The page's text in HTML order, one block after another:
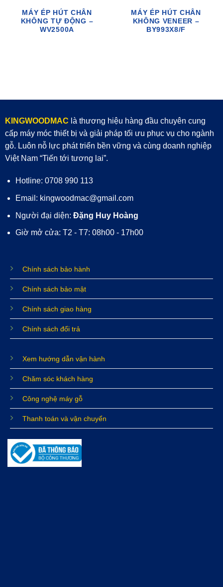
MÁY ÉP HÚT CHÂN
KHÔNG TỰ ĐỘNG –
WV2500A
MÁY ÉP HÚT CHÂN
KHÔNG VENEER –
BY993X8/F
KINGWOODMAC là thương hiệu hàng đầu chuyên cung
cấp máy móc thiết bị và giải pháp tối ưu phục vụ cho ngành
gỗ. Luôn nỗ lực phát triển bền vững và cùng doanh nghiệp
Việt Nam “Tiến tới tương lai”.
Hotline: 0708 990 113
Email: kingwoodmac@gmail.com
Người đại diện: Đặng Huy Hoàng
Giờ mở cửa: T2 - T7: 08h00 - 17h00
Chính sách bảo hành
Chính sách bảo mật
Chính sách giao hàng
Chính sách đổi trả
Xem hướng dẫn vận hành
Chăm sóc khách hàng
Công nghệ máy gỗ
Thanh toán và vận chuyển